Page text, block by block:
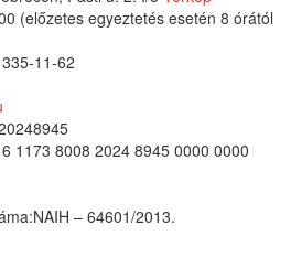
(előzetes egyeztetés esetén 8 órától
11-62
1173 8008 2024 8945 0000 0000
– 64601/2013.